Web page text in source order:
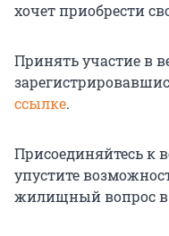
хочет приобрести
Принять участие в
ссылке.
Присоединяйтесь к
упустите
жилищный вопрос в